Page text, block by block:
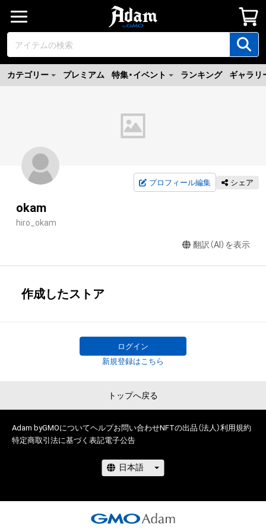
カテゴリー プレミアム 特集・イベント ランキング ギャラリ
プロフィール編集 シェア
okam
hiro_okam
翻訳（AI）を表示
作成したストア
ログイン
新規登録はこちら
トップへ戻る
Adam byGMOについてヘルプお問い合わせNFTの出品（法人）利用規約
特定商取引法に基づく表記電子公告